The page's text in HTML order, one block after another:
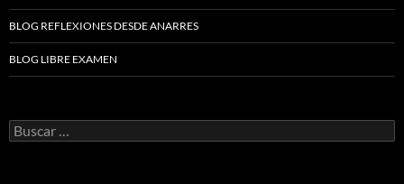
BLOG REFLEXIONES DESDE ANARRES
BLOG LIBRE EXAMEN
Buscar: